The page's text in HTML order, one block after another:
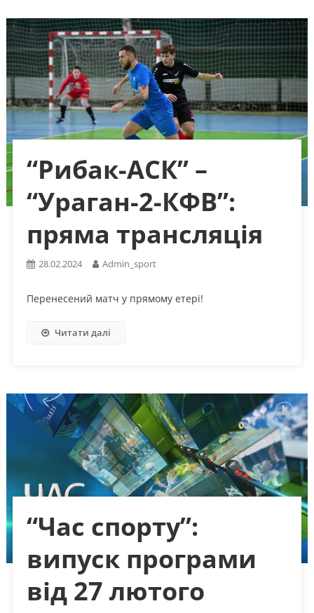
“Рибак-АСК” –
“Ураган-2-КФВ”:
пряма трансляція
28.02.2024 Admin_sport
Перенесений матч у прямому етері!
Читати далі
“Час спорту”:
випуск програми
від 27 лютого